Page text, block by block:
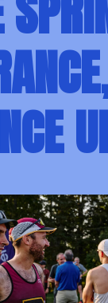
BENEVA
COUREURS
2026
DE